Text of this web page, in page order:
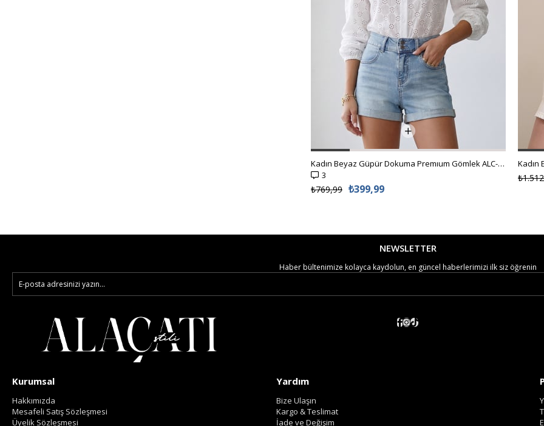
Kadın Beyaz Güpür Dokuma Premıum Gömlek ALC-X4366
3
₺399,99
₺769,99
NEWSLETTER
Haber bültenimize kolayca kaydolun, en güncel haberlerimizi ilk siz öğrenin
Kurumsal
Hakkımızda
Mesafeli Satış Sözleşmesi
Üyelik Sözleşmesi
Yardım
Bize Ulaşın
Kargo & Teslimat
İade ve Değişim